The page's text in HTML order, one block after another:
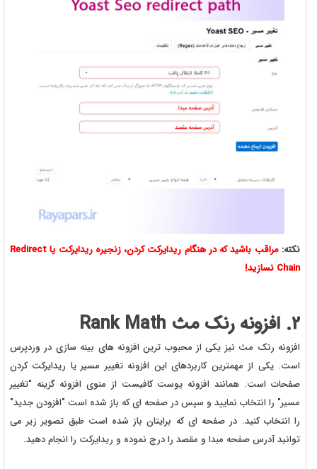
نکته:
مراقب باشید که در هنگام ریدایرکت کردن، زنجیره ریدایرکت یا Redirect
Chain نسازید!
2. افزونه رنک مث Rank Math
افزونه رنک مث نیز یکی از محبوب ترین افزونه های بینه سازی در وردپرس
است. یکی از مهمترین کاربردهای این افزونه تغییر مسیر یا ریدایرکت کردن
صفحات است. همانند افزونه یوست کافیست از منوی افزونه گزینه "تغییر
مسیر" را انتخاب نمایید و سپس در صفحه ای که باز شده است "افزودن جدید"
را انتخاب کنید. در صفحه ای که برایتان باز شده است طبق تصویر زیر می
توانید آدرس صفحه مبدا و مقصد را درج نموده و ریدایرکت را انجام دهید.